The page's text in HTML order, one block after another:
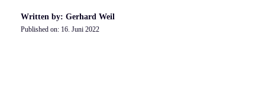
Written by: Gerhard Weil
Published on: 16. Juni 2022